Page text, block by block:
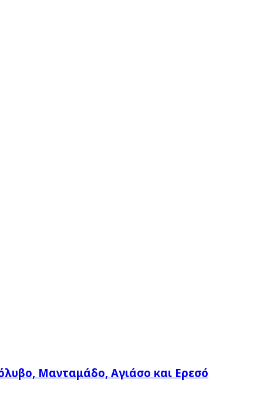
Μανταμάδο, Αγιάσο και Ερεσό